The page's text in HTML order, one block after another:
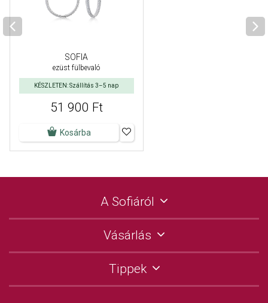
SOFIA
ezüst fülbevaló
KÉSZLETEN: Szállítás 3–5 nap
51 900 Ft
Kosárba
A Sofiáról
Vásárlás
Tippek